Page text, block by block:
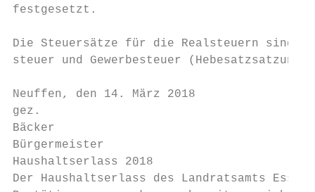
festgesetzt.
Die Steuersätze für die Realsteuern sind
steuer und Gewerbesteuer
Neuffen, den 14. März 2018
gez.
Bäcker
Bürgermeister
Haushaltserlass 2018
Der Haushaltserlass des Landratsamts